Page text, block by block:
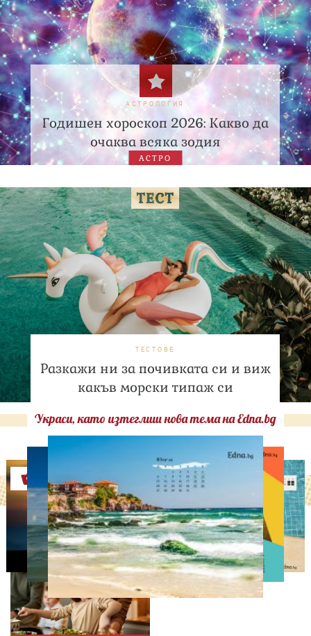
АСТРОЛОГИЯ
Годишен хороскоп 2026: Какво да
очаква всяка зодия
АСТРО
ТЕСТОВЕ
Разкажи ни за почивката си и виж
какъв морски типаж си
Украси, като изтеглиш нова тема на Edna.bg
Оферти
ЛЮБОПИТНО
Тайната на добрата
вечеря не се крие в
сложната рецепта